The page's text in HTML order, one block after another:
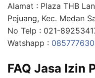
Alamat : Plaza THB
Pejuang, Kec. Medan
No Telp : 021-
Watshapp :
FAQ Jasa Izin